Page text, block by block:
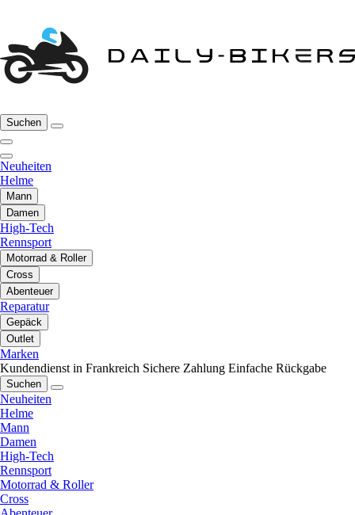
Suchen
Neuheiten
Helme
Mann
Damen
High-Tech
Rennsport
Motorrad & Roller
Cross
Abenteuer
Reparatur
Gepäck
Outlet
Marken
Kundendienst in Frankreich Sichere Zahlung Einfache Rückgabe
Suchen
Neuheiten
Helme
Mann
Damen
High-Tech
Rennsport
Motorrad & Roller
Cross